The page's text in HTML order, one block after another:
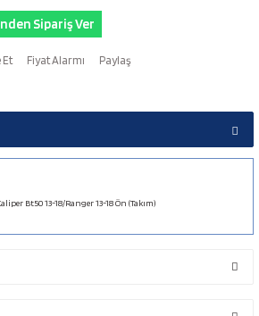
Sipariş Ver
Et Fiyat Alarmı Paylaş
Bt50 13-18/Ranger 13-18 Ön (Takım)